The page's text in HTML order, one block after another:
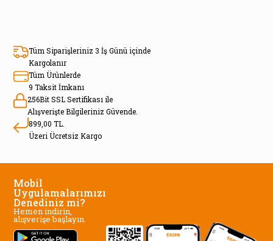
Tüm Siparişleriniz 3 İş Günü içinde
Kargolanır
Tüm Ürünlerde
9 Taksit İmkanı
256Bit SSL Sertifikası ile
Alışverişte Bilgileriniz Güvende.
899,00 TL.
Üzeri Ücretsiz Kargo
Mobil
Uygulamalarımızı
Denediniz mi?
Hemen indirin,
alışverişe başlayın.